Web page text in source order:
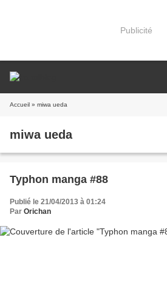
Publicité
Accueil » miwa ueda
miwa ueda
Typhon manga #88
Publié le 21/04/2013 à 01:24
Par Orichan